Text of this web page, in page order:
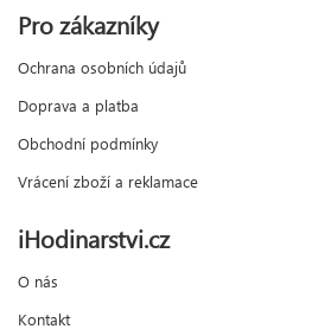
Pro zákazníky
Ochrana osobních údajů
Doprava a platba
Obchodní podmínky
Vrácení zboží a reklamace
iHodinarstvi.cz
O nás
Kontakt